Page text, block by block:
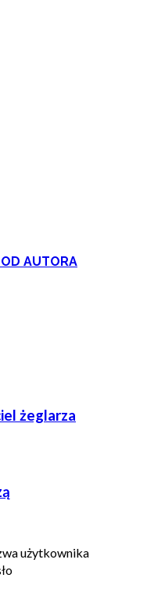
AUTORA
żeglarza
użytkownika